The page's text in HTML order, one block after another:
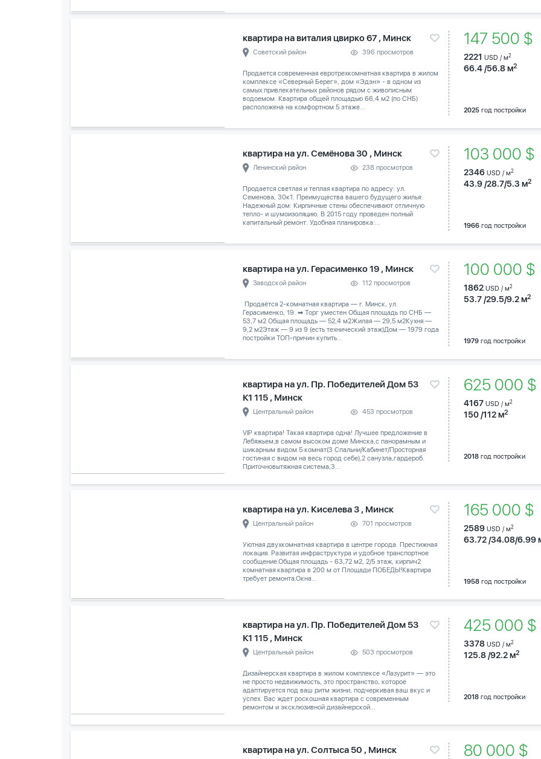
квартира на виталия цвирко 67 , Минск
Советский район 396 просмотров
Продается современная евротрехкомнатная квартира в жилом
комплексе «Северный Берег», дом «Эдэн» - в одном из
самых привлекательных районов рядом с живописным
водоемом. Квартира общей площадью 66,4 м2 (по СНБ)
расположена на комфортном 5 этаже...
147 500 $
2221 USD / м2
66.4 /56.8 м2
2025год постройки
квартира на ул. Семёнова 30 , Минск
Ленинский район 238 просмотров
Продается светлая и теплая квартира по адресу: ул.
Семенова, 30к1. Преимущества вашего будущего жилья:
Надежный дом: Кирпичные стены обеспечивают отличную
тепло- и шумоизоляцию. В 2015 году проведен полный
капитальный ремонт. Удобная планировка:...
103 000 $
2346 USD / м2
43.9 /28.7/5.3 м2
1966год постройки
квартира на ул. Герасименко 19 , Минск
Заводской район 112 просмотров
️ Продаётся 2-комнатная квартира — г. Минск, ул.
Герасименко, 19. ➡ Торг уместен Общая площадь по СНБ —
53,7 м2 Общая площадь — 52,4 м2Жилая — 29,5 м2Кухня —
9,2 м2Этаж — 9 из 9 (есть технический этаж)Дом — 1979 года
постройки ТОП-причин купить...
100 000
1862 USD / м2
53.7 /29.5/9.2 м2
1979год постройки
квартира на ул. Пр. Победителей Дом 53
К1 115 , Минск
Центральный район 453 просмотров
VIP квартира! Такая квартира одна! Лучшее предложение в
Лебяжьем,в самом высоком доме Минска,с панорамным и
шикарным видом.5 комнат(3 Спальни/Кабинет/Просторная
гостиная с видом на весь город себе),2 санузла,гардероб.
Приточновытяжная система,3...
625 000
4167 USD / м2
150 /112 м2
2018год постройки
квартира на ул. Киселева 3 , Минск
Центральный район 701 просмотров
Уютная двухкомнатная квартира в центре города. Престижная
локация. Развитая инфраструктура и удобное транспортное
сообщение.Общая площадь - 63,72 м2, 2/5 этаж, кирпич2
комнатная квартира в 200 м от Площади ПОБЕДЫ!Квартира
требует ремонта.Окна...
165 000 $
2589 USD / м2
63.72 /34.08/6.99
1958год постройки
квартира на ул. Пр. Победителей Дом 53
К1 115 , Минск
Центральный район 503 просмотров
Дизайнерская квартира в жилом комплексе «Лазурит» — это
не просто недвижимость, это пространство, которое
адаптируется под ваш ритм жизни, подчеркивая ваш вкус и
успех. Вас ждет роскошная квартира с современным
ремонтом и эксклюзивной дизайнерской...
425 000
3378 USD / м2
125.8 /92.2 м2
2018год постройки
квартира на ул. Солтыса 50 , Минск 80 000 $